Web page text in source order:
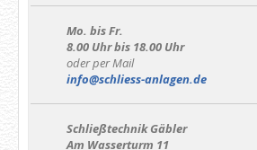
Mo. bis Fr.
8.00 Uhr bis 18.00 Uhr
oder per Mail
info@schliess-anlagen.de
Schließtechnik Gäbler
Am Wasserturm 11